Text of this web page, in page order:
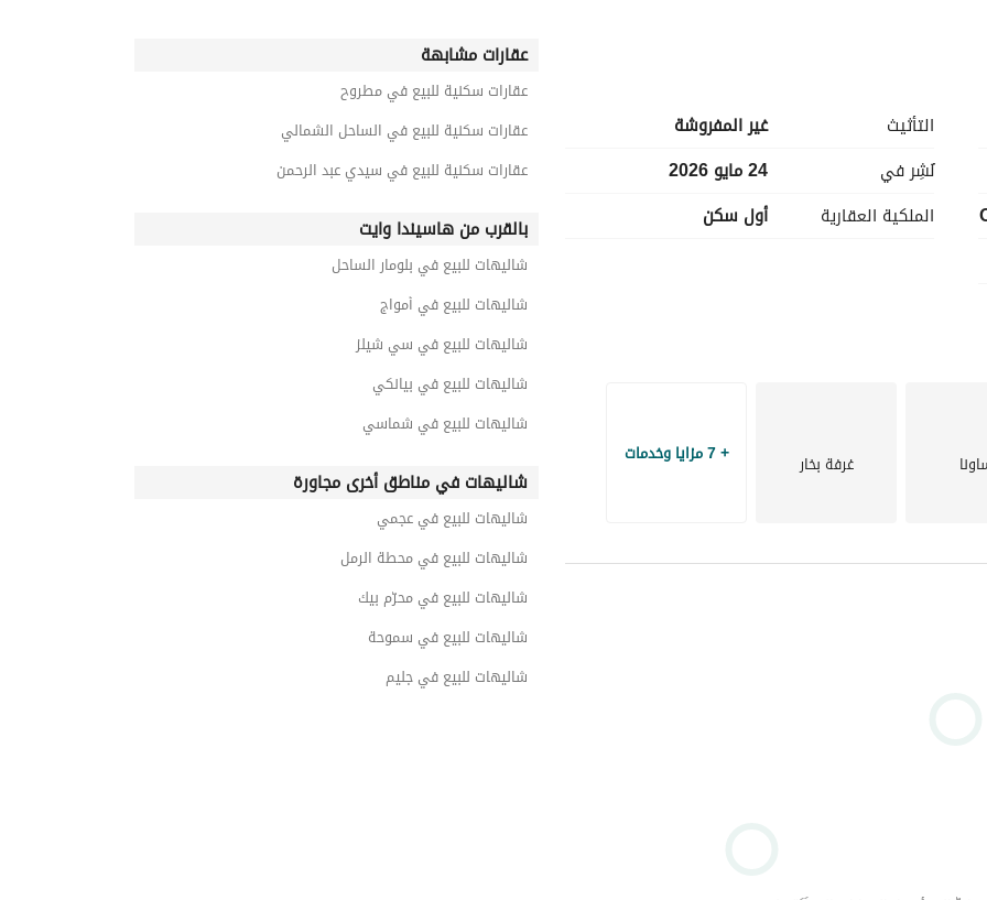
فقط
الساحلية نموًا في مصر
التأثيث
غير المفروشة
نُشِر في
24 مايو 2026
الملكية العقارية
أول سكن
غرفة بخار + 7 مزايا وخدمات
عقارات مشابهة
عقارات سكنية للبيع في مطروح
عقارات سكنية للبيع في الساحل الشمالي
عقارات سكنية للبيع في سيدي عبد الرحمن
بالقرب من هاسيندا وايت
شاليهات للبيع في بلومار الساحل
شاليهات للبيع في أمواج
شاليهات للبيع في سي شيلز
شاليهات للبيع في بيانكي
شاليهات للبيع في شماسي
شاليهات في مناطق أخرى مجاورة
شاليهات للبيع في عجمي
شاليهات للبيع في محطة الرمل
شاليهات للبيع في محرّم بيك
شاليهات للبيع في سموحة
شاليهات للبيع في جليم